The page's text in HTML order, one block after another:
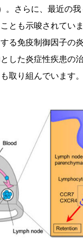
。さらに、最近の
とも示唆されてい
る免疫制御因子の
した炎症性疾患の
取り組んでいます。